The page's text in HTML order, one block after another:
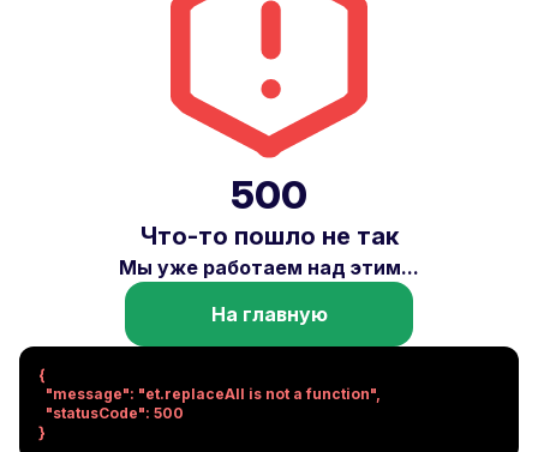
500
Что-то пошло не так
Мы уже работаем над этим...
На главную
{
}